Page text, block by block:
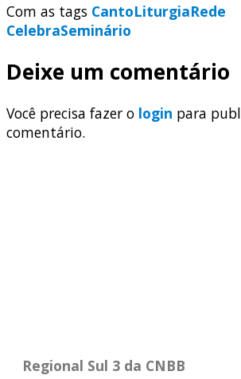
Com as tags CantoLiturgiaRede
CelebraSeminário
Deixe um comentário
Você precisa fazer o login para
comentário.
Regional Sul 3 da CNBB